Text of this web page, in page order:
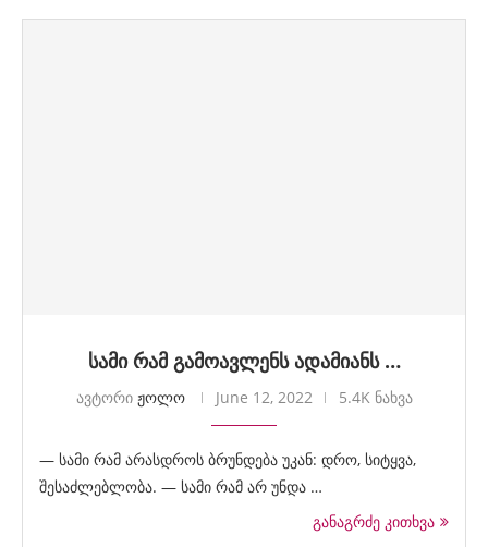
სამი რამ გამოავლენს ადამიანს …
ავტორი ჟოლო June 12, 2022 5.4K ნახვა
— სამი რამ არასდროს ბრუნდება უკან: დრო, სიტყვა,
შესაძლებლობა. — სამი რამ არ უნდა …
განაგრძე კითხვა